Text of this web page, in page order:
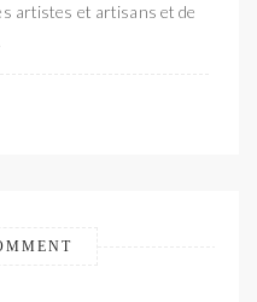
artistes et artisans et de